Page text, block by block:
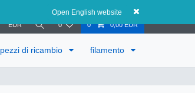
Open English website
EUR 0 0 0,00 EUR
pezzi di ricambio filamento